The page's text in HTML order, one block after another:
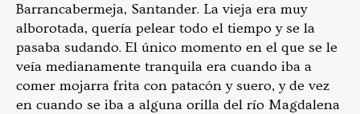
Barrancabermeja, Santander. La vieja era muy
alborotada, quería pelear todo el tiempo y se la
pasaba sudando. El único momento en el que se le
veía medianamente tranquila era cuando iba a
comer mojarra frita con patacón y suero, y de vez
en cuando se iba a alguna orilla del río Magdalena